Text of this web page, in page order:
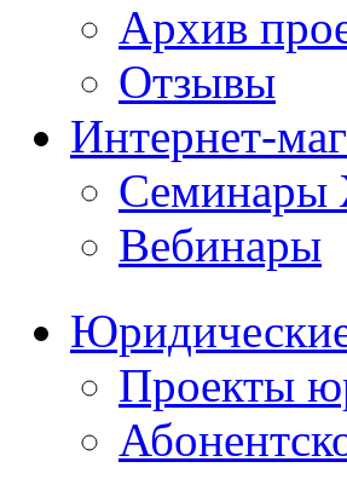
Архив
Отзывы
Интернет-
Вебинары
Проекты